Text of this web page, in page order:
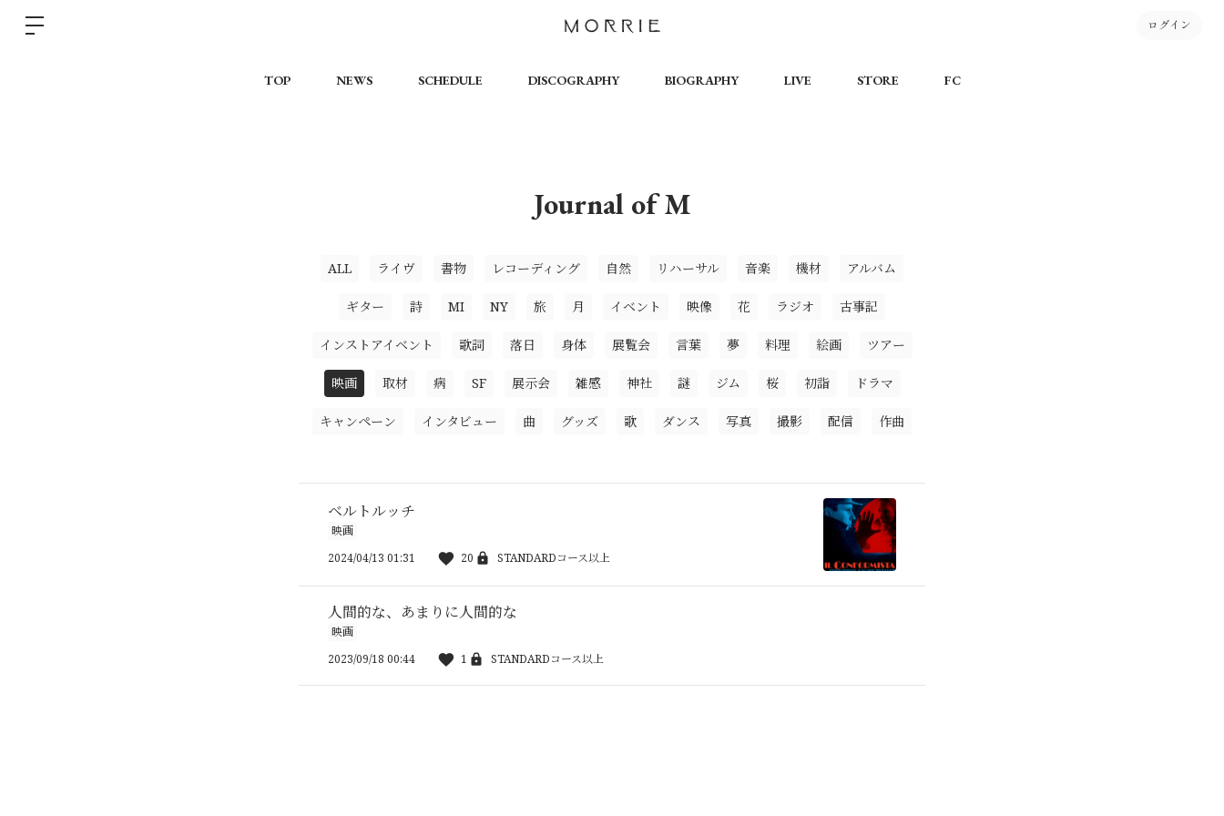
ログイン
TOP NEWS SCHEDULE DISCOGRAPHY BIOGRAPHY LIVE STORE FC
Journal of M
ALL ライヴ 書物 レコーディング 自然 リハーサル 音楽 機材 アルバム
ギター 詩 MI NY 旅 月 イベント 映像 花 ラジオ 古事記
インストアイベント 歌詞 落日 身体 展覧会 言葉 夢 料理 絵画 ツアー
映画 取材 病 SF 展示会 雑感 神社 謎 ジム 桜 初詣 ドラマ
キャンペーン インタビュー 曲 グッズ 歌 ダンス 写真 撮影 配信 作曲
ベルトルッチ
映画
2024/04/13 01:31
20 STANDARDコース以上
人間的な、あまりに人間的な
映画
2023/09/18 00:44
1 STANDARDコース以上